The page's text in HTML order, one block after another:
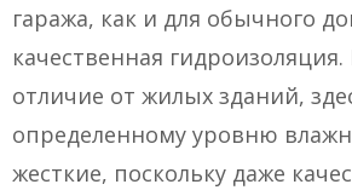
гаража, как и для обычного
качественная
отличие от жилых зданий,
определенному уровню
жесткие, поскольку даже